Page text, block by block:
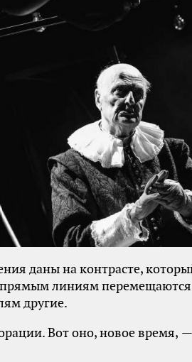
даны на контрасте,
линиям
другие.
Вот оно, новое время,